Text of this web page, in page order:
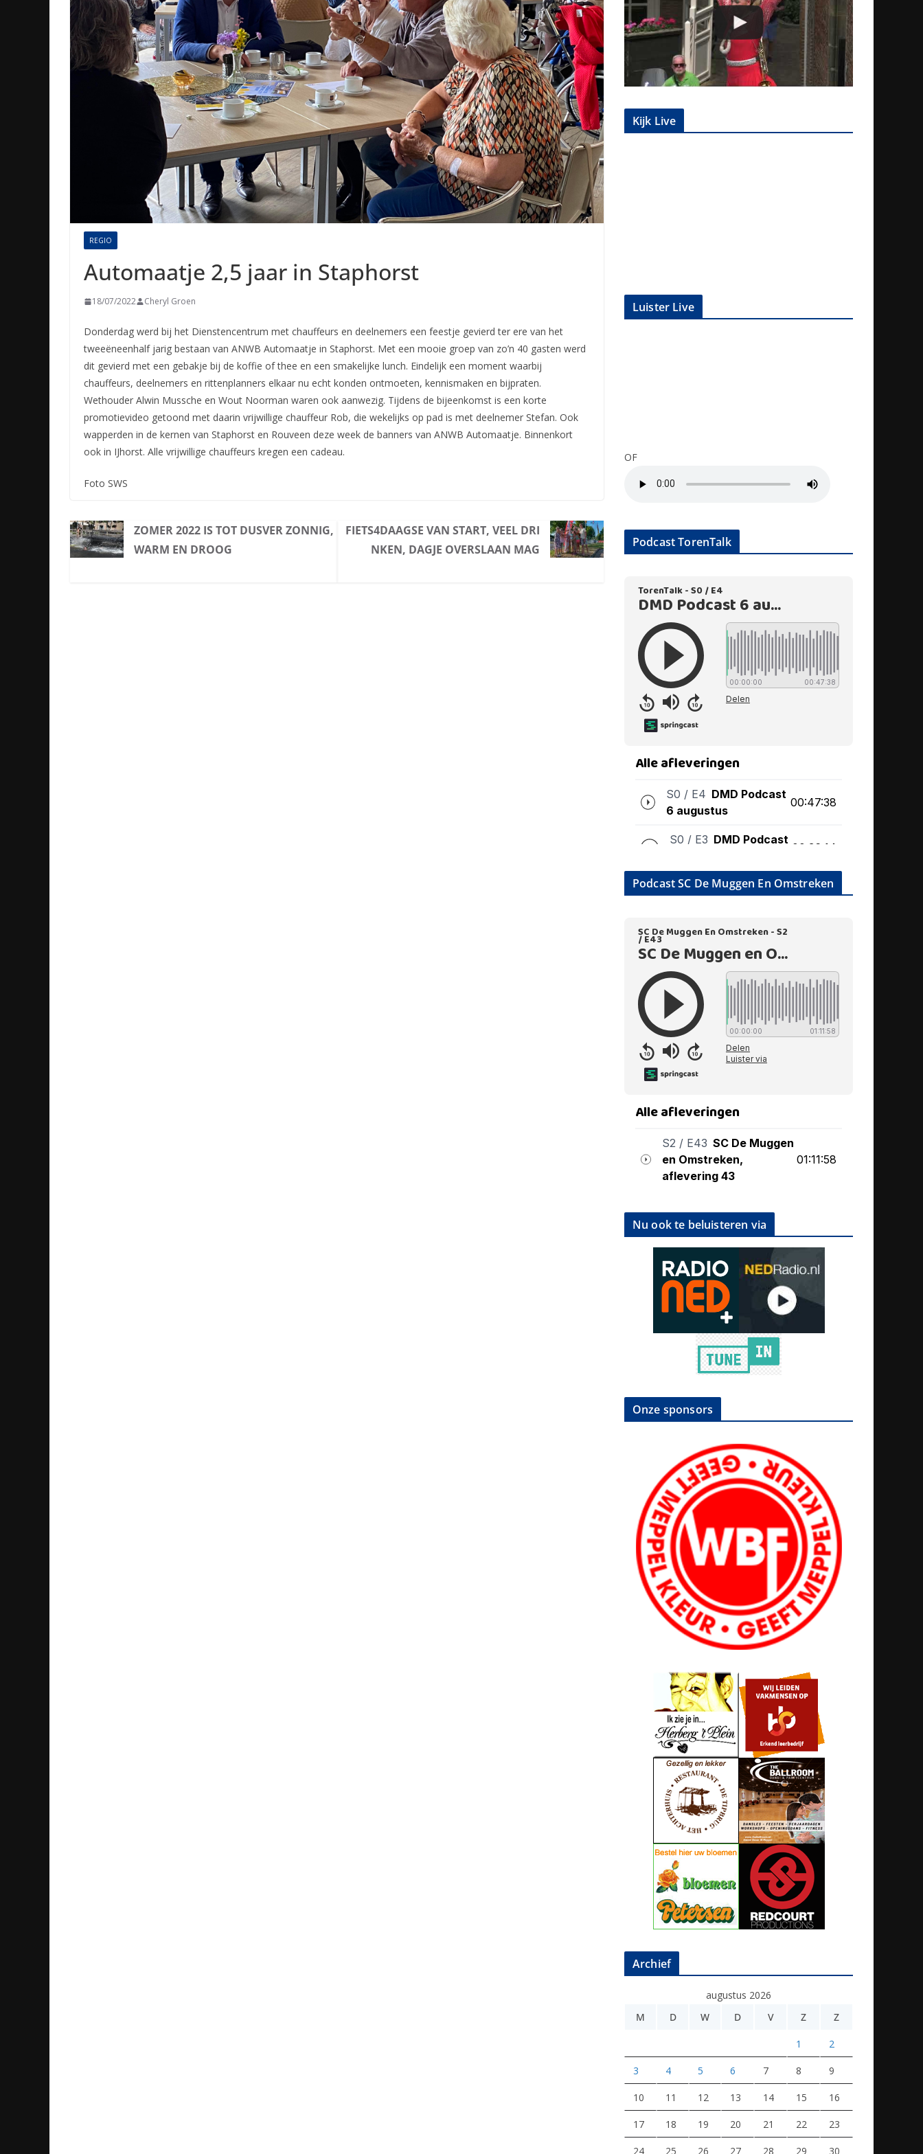
REGIO
Automaatje 2,5 jaar in Staphorst
18/07/2022 Cheryl Groen
Donderdag werd bij het Dienstencentrum met chauffeurs en deelnemers een feestje gevierd ter ere van het
tweeëneenhalf jarig bestaan van ANWB Automaatje in Staphorst. Met een mooie groep van zo’n 40 gasten werd
dit gevierd met een gebakje bij de koffie of thee en een smakelijke lunch. Eindelijk een moment waarbij
chauffeurs, deelnemers en rittenplanners elkaar nu echt konden ontmoeten, kennismaken en bijpraten.
Wethouder Alwin Mussche en Wout Noorman waren ook aanwezig. Tijdens de bijeenkomst is een korte
promotievideo getoond met daarin vrijwillige chauffeur Rob, die wekelijks op pad is met deelnemer Stefan. Ook
wapperden in de kernen van Staphorst en Rouveen deze week de banners van ANWB Automaatje. Binnenkort
ook in IJhorst. Alle vrijwillige chauffeurs kregen een cadeau.
Foto SWS
ZOMER 2022 IS TOT DUSVER ZONNIG,
WARM EN DROOG
FIETS4DAAGSE VAN START, VEEL DRI
NKEN, DAGJE OVERSLAAN MAG
Kijk Live
Luister Live
OF
Podcast TorenTalk
Podcast SC De Muggen En Omstreken
Nu ook te beluisteren via
Onze sponsors
Archief
augustus 2026
M
D W D V Z Z
1 2
3 4 5 6 7 8 9
10 11 12 13 14 15 16
17 18 19 20 21 22 23
24 25 26 27 28 29 30